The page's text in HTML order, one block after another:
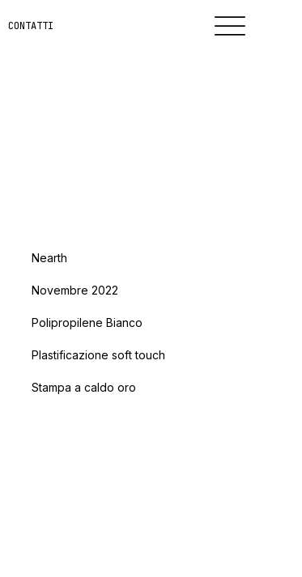
CONTATTI
Nearth
Novembre 2022
Polipropilene Bianco
Plastificazione soft touch
Stampa a caldo oro